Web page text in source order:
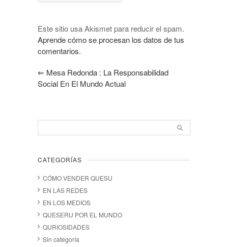
Este sitio usa Akismet para reducir el spam.
Aprende cómo se procesan los datos de tus
comentarios.
⇐ Mesa Redonda : La Responsabilidad
Social En El Mundo Actual
CATEGORÍAS
CÓMO VENDER QUESU
EN LAS REDES
EN LOS MEDIOS
QUESERU POR EL MUNDO
QURIOSIDADES
Sin categoría